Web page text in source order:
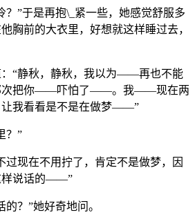
”于是再抱\_紧一些，她感觉舒服多
胸前的大衣里，好想就这样睡过去，
：“静秋，静秋，我以为——再也不能
次把你——吓怕了——。我——现在两
让我看看是不是在做梦——”
？”
过现在不用拧了，肯定不是做梦，因
样说话的——”
？”她好奇地问。